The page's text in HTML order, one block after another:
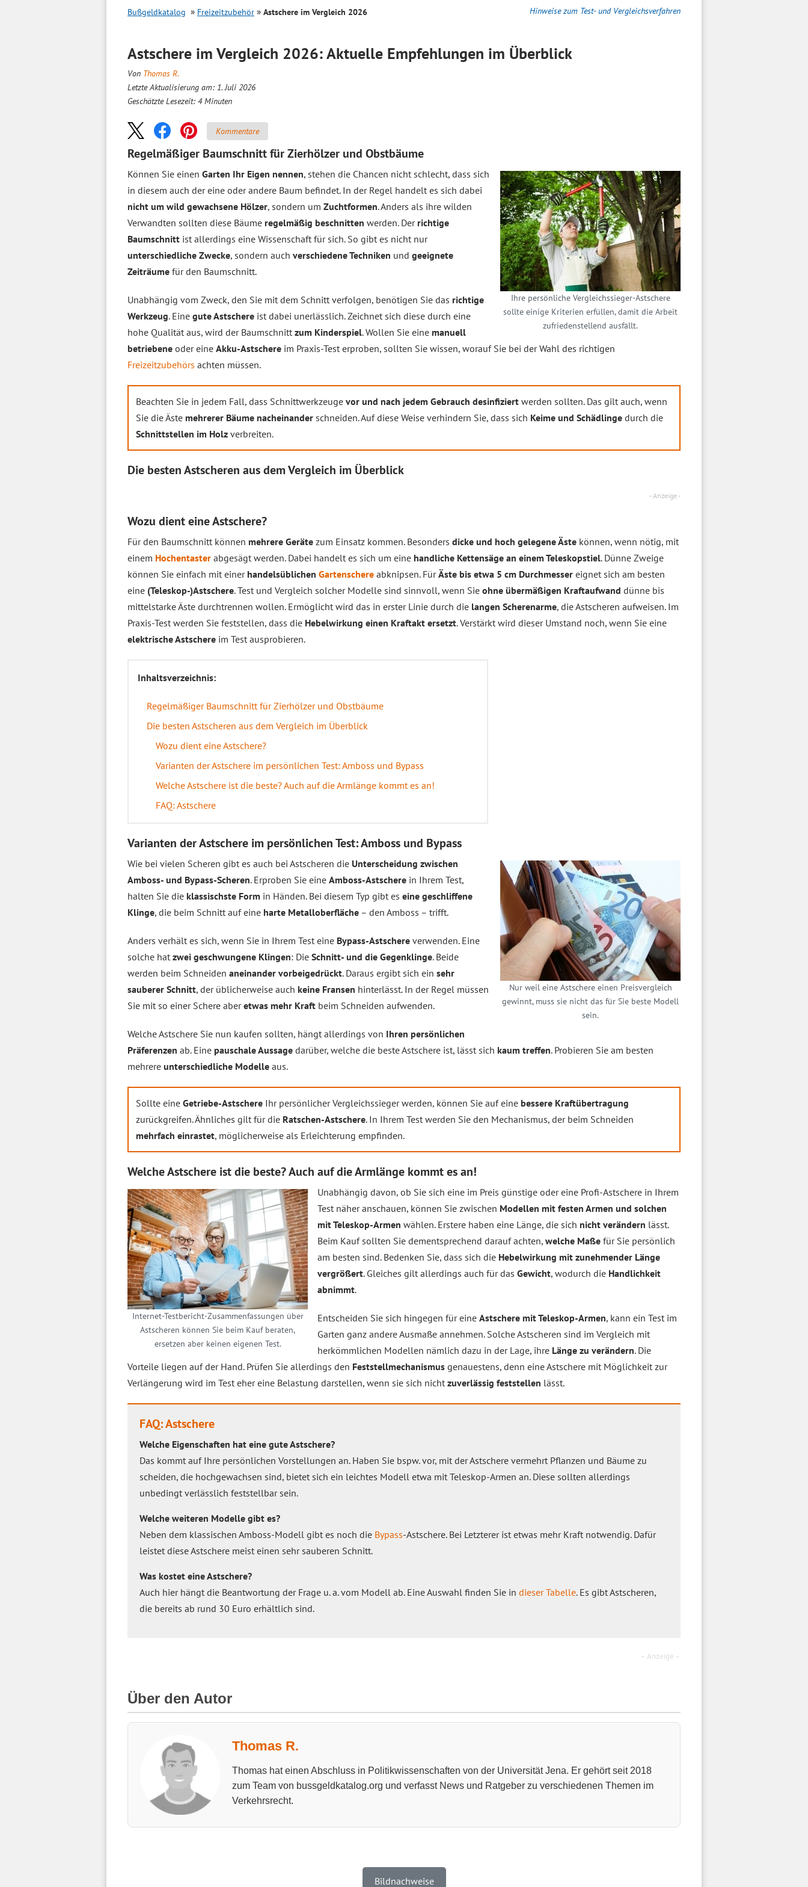
Hinweise zum Test- und Vergleichsverfahren
Bußgeldkatalog Freizeitzubehör Astschere im Vergleich 2026
Astschere im Vergleich 2026: Aktuelle Empfehlungen im Überblick
Von Thomas R.
Letzte Aktualisierung am: 1. Juli 2026
Geschätzte Lesezeit: 4 Minuten
Kommentare
Regelmäßiger Baumschnitt für Zierhölzer und Obstbäume
Ihre persönliche Vergleichssieger-Astschere
sollte einige Kriterien erfüllen, damit die Arbeit
zufriedenstellend ausfällt.
Können Sie einen Garten Ihr Eigen nennen, stehen die Chancen nicht schlecht, dass sich
in diesem auch der eine oder andere Baum befindet. In der Regel handelt es sich dabei
nicht um wild gewachsene Hölzer, sondern um Zuchtformen. Anders als ihre wilden
Verwandten sollten diese Bäume regelmäßig beschnitten werden. Der richtige
Baumschnitt ist allerdings eine Wissenschaft für sich. So gibt es nicht nur
unterschiedliche Zwecke, sondern auch verschiedene Techniken und geeignete
Zeiträume für den Baumschnitt.
Unabhängig vom Zweck, den Sie mit dem Schnitt verfolgen, benötigen Sie das richtige
Werkzeug. Eine gute Astschere ist dabei unerlässlich. Zeichnet sich diese durch eine
hohe Qualität aus, wird der Baumschnitt zum Kinderspiel. Wollen Sie eine manuell
betriebene oder eine Akku-Astschere im Praxis-Test erproben, sollten Sie wissen, worauf Sie bei der Wahl des richtigen
Freizeitzubehörs achten müssen.
Beachten Sie in jedem Fall, dass Schnittwerkzeuge vor und nach jedem Gebrauch desinfiziert werden sollten. Das gilt auch, wenn
Sie die Äste mehrerer Bäume nacheinander schneiden. Auf diese Weise verhindern Sie, dass sich Keime und Schädlinge durch die
Schnittstellen im Holz verbreiten.
Die besten Astscheren aus demVergleich im Überblick
- Anzeige -
Wozu dient eine Astschere?
Für den Baumschnitt können mehrere Geräte zum Einsatz kommen. Besonders dicke und hoch gelegene Äste können, wenn nötig, mit
einem Hochentaster abgesägt werden. Dabei handelt es sich um eine handliche Kettensäge an einem Teleskopstiel. Dünne Zweige
können Sie einfach mit einer handelsüblichen Gartenschere abknipsen. FürÄste bis etwa 5 cm Durchmesser eignet sich am besten
eine (Teleskop-)Astschere. Test und Vergleich solcher Modelle sind sinnvoll, wenn Sie ohne übermäßigen Kraftaufwand dünne bis
mittelstarke Äste durchtrennen wollen. Ermöglicht wird das in erster Linie durch die langen Scherenarme, die Astscheren aufweisen. Im
Praxis-Test werden Sie feststellen, dass die Hebelwirkung einen Kraftakt ersetzt. Verstärkt wird dieser Umstand noch, wenn Sie eine
elektrische Astschere im Test ausprobieren.
Inhaltsverzeichnis:
Regelmäßiger Baumschnitt für Zierhölzer und Obstbäume
Die besten Astscheren aus dem Vergleich im Überblick
Wozu dient eine Astschere?
Varianten der Astschere im persönlichen Test: Amboss und Bypass
Welche Astschere ist die beste? Auch auf die Armlänge kommt es an!
FAQ: Astschere
Varianten der Astschere im persönlichen Test: Amboss und Bypass
Nur weil eine Astschere einen Preisvergleich
gewinnt, muss sie nicht das für Sie beste Modell
sein.
Wie bei vielen Scheren gibt es auch bei Astscheren die Unterscheidung zwischen
Amboss- und Bypass-Scheren. Erproben Sie eine Amboss-Astschere in Ihrem Test,
halten Sie die klassischste Form in Händen. Bei diesem Typ gibt es eine geschliffene
Klinge, die beim Schnitt auf eine harte Metalloberfläche – den Amboss – trifft.
Anders verhält es sich, wenn Sie in Ihrem Test eine Bypass-Astschere verwenden. Eine
solche hat zwei geschwungene Klingen: Die Schnitt- und die Gegenklinge. Beide
werden beim Schneiden aneinander vorbeigedrückt. Daraus ergibt sich ein sehr
sauberer Schnitt, der üblicherweise auch keine Fransen hinterlässt. In der Regel müssen
Sie mit so einer Schere aberetwas mehr Kraft beim Schneiden aufwenden.
Welche Astschere Sie nun kaufen sollten, hängt allerdings von Ihren persönlichen
Präferenzen ab. Eine pauschale Aussage darüber, welche die beste Astschere ist, lässt sich kaum treffen. Probieren Sie am besten
mehrere unterschiedliche Modelle aus.
Sollte eine Getriebe-Astschere Ihr persönlicher Vergleichssieger werden, können Sie auf eine bessere Kraftübertragung
zurückgreifen. Ähnliches gilt für die Ratschen-Astschere. In Ihrem Test werden Sie den Mechanismus, der beim Schneiden
mehrfach einrastet, möglicherweise als Erleichterung empfinden.
Welche Astschere ist die beste? Auch auf die Armlänge kommt es an!
Internet-Testbericht-Zusammenfassungen über
Astscheren können Sie beim Kauf beraten,
ersetzen aber keinen eigenen Test.
Unabhängig davon, ob Sie sich eine im Preis günstige oder eine Profi-Astschere in Ihrem
Test näher anschauen, können Sie zwischen Modellen mit festen Armen und solchen
mit Teleskop-Armen wählen. Erstere haben eine Länge, die sich nicht verändern lässt.
Beim Kauf sollten Sie dementsprechend darauf achten, welche Maße für Sie persönlich
am besten sind. Bedenken Sie, dass sich die Hebelwirkung mit zunehmender Länge
vergrößert. Gleiches gilt allerdings auch für das Gewicht, wodurch die Handlichkeit
abnimmt.
Entscheiden Sie sich hingegen für eine Astschere mit Teleskop-Armen, kann ein Test im
Garten ganz andere Ausmaße annehmen. Solche Astscheren sind im Vergleich mit
herkömmlichen Modellen nämlich dazu in der Lage, ihre Länge zu verändern. Die
Vorteile liegen auf der Hand. Prüfen Sie allerdings den Feststellmechanismus genauestens, denn eine Astschere mit Möglichkeit zur
Verlängerung wird im Test eher eine Belastung darstellen, wenn sie sich nicht zuverlässig feststellen lässt.
FAQ: Astschere
Welche Eigenschaften hat eine gute Astschere?
Das kommt auf Ihre persönlichen Vorstellungen an. Haben Sie bspw. vor, mit der Astschere vermehrt Pflanzen und Bäume zu
scheiden, die hochgewachsen sind, bietet sich ein leichtes Modell etwa mit Teleskop-Armen an. Diese sollten allerdings
unbedingt verlässlich feststellbar sein.
Welche weiteren Modelle gibt es?
Neben dem klassischen Amboss-Modell gibt es noch die Bypass-Astschere. Bei Letzterer ist etwas mehr Kraft notwendig. Dafür
leistet diese Astschere meist einen sehr sauberen Schnitt.
Was kostet eine Astschere?
Auch hier hängt die Beantwortung der Frage u. a. vom Modell ab. Eine Auswahl finden Sie in dieser Tabelle. Es gibt Astscheren,
die bereits ab rund 30 Euro erhältlich sind.
– Anzeige –
Über den Autor
Thomas R.
Thomas hat einen Abschluss in Politikwissenschaften von der Universität Jena. Er gehört seit 2018
zum Team von bussgeldkatalog.org und verfasst News und Ratgeber zu verschiedenen Themen im
Verkehrsrecht.
Bildnachweise